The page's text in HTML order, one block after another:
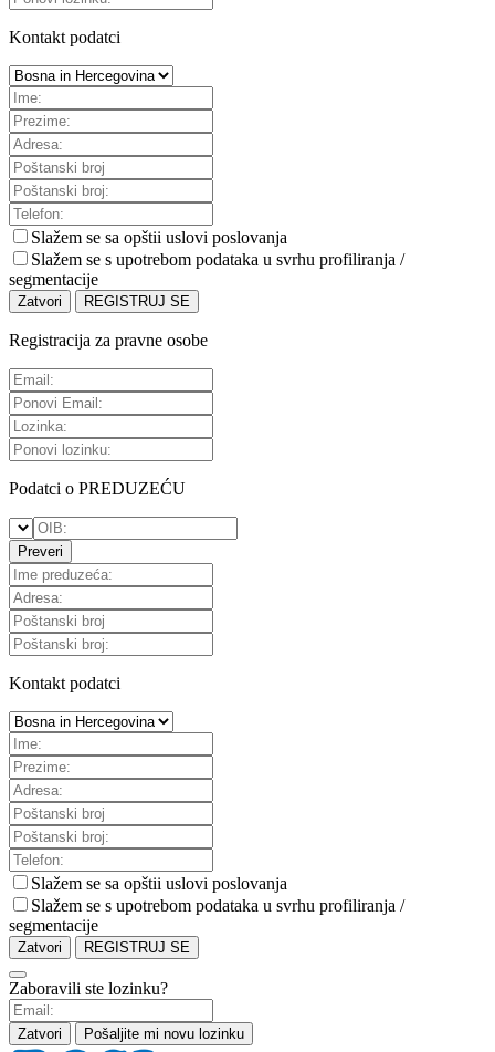
Kontakt podatci
Slažem se sa opštii uslovi poslovanja
Slažem se s upotrebom podataka u svrhu profiliranja /
segmentacije
Zatvori REGISTRUJ SE
Registracija za pravne osobe
Podatci o PREDUZEĆU
Preveri
Kontakt podatci
Slažem se sa opštii uslovi poslovanja
Slažem se s upotrebom podataka u svrhu profiliranja /
segmentacije
Zatvori REGISTRUJ SE
Zaboravili ste lozinku?
Zatvori Pošaljite mi novu lozinku